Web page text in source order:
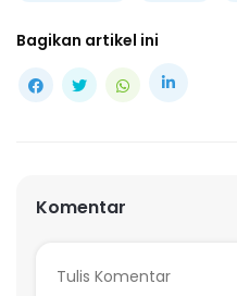
Bagikan artikel ini
Komentar